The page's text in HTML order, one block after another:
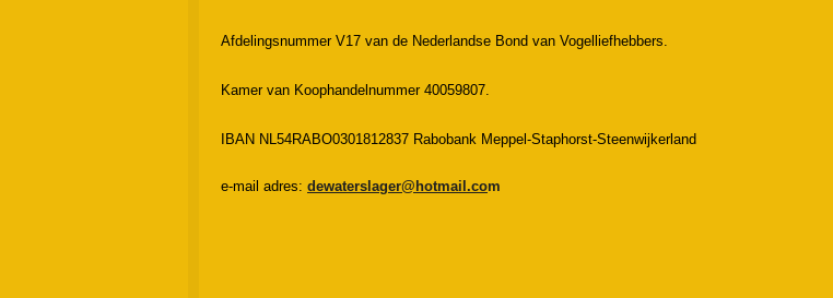
Afdelingsnummer V17 van de Nederlandse Bond van Vogelliefhebbers.
Kamer van Koophandelnummer 40059807.
IBAN NL54RABO0301812837 Rabobank Meppel-Staphorst-Steenwijkerland
e-mail adres: dewaterslager@hotmail.com